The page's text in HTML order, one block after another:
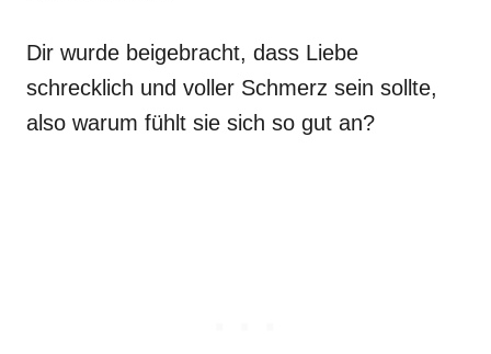
Dir wurde beigebracht, dass Liebe
schrecklich und voller Schmerz sein sollte,
also warum fühlt sie sich so gut an?